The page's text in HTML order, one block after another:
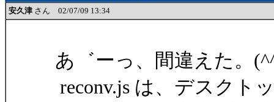
安久津 さん 02/07/09 13:34
あ゛ーっ、間違えた。
reconv.js は、デスクト